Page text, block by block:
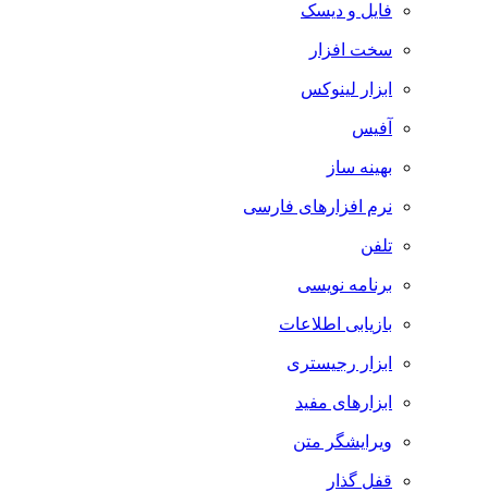
فایل و دیسک
سخت افزار
ابزار لینوکس
آفیس
بهینه ساز
نرم افزارهای فارسی
تلفن
برنامه نویسی
بازیابی اطلاعات
ابزار رجیستری
ابزارهای مفید
ویرایشگر متن
قفل گذار